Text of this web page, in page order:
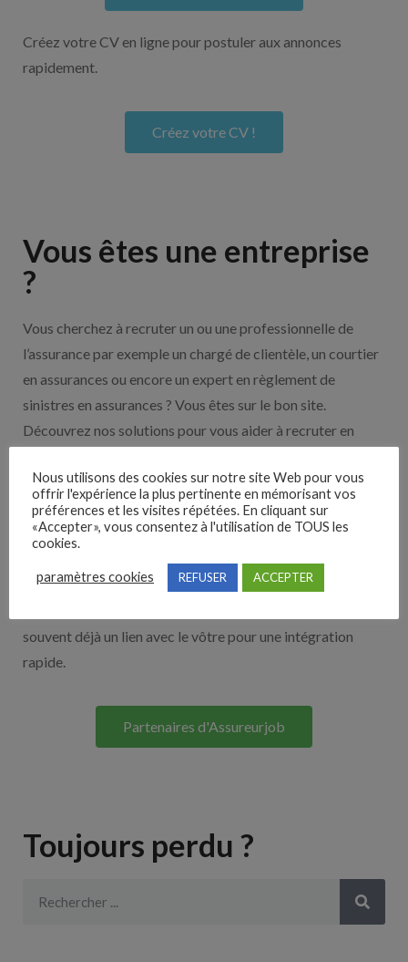
Créez votre CV en ligne pour postuler aux annonces
rapidement.
Créez votre CV !
Vous êtes une entreprise
?
Vous cherchez à recruter un ou une professionnelle de
l’assurance par exemple un chargé de clientèle, un courtier
en assurances ou encore un expert en règlement de
sinistres en assurances ? Vous êtes sur le bon site.
Découvrez nos solutions pour vous aider à recruter en
Nos solutions entreprises
Découvrez nos partenaires ! Moteurs de recherches,
multidiffuseurs, sites payant… nombreux sont nos
souvent déjà un lien avec le vôtre pour une intégration
rapide.
Partenaires d'Assureurjob
Toujours perdu ?
Nous utilisons des cookies sur notre site Web pour vous
offrir l'expérience la plus pertinente en mémorisant vos
préférences et les visites répétées. En cliquant sur
«Accepter», vous consentez à l'utilisation de TOUS les
cookies.
paramètres cookies REFUSER ACCEPTER